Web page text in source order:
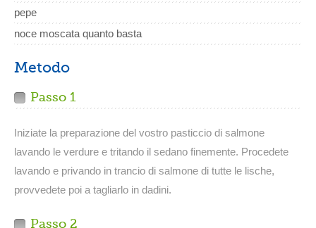
pepe
noce moscata quanto basta
Metodo
Passo 1
Iniziate la preparazione del vostro pasticcio di salmone
lavando le verdure e tritando il sedano finemente. Procedete
lavando e privando in trancio di salmone di tutte le lische,
provvedete poi a tagliarlo in dadini.
Passo 2